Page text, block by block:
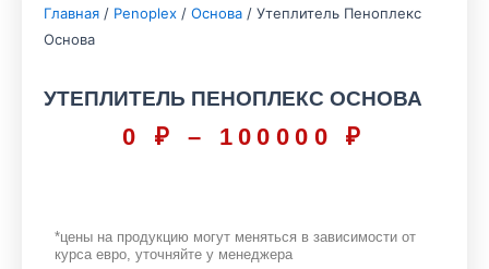
Главная / Penoplex / Основа / Утеплитель Пеноплекс
Основа
УТЕПЛИТЕЛЬ ПЕНОПЛЕКС ОСНОВА
0 ₽ – 100000 ₽
–
*цены на продукцию могут меняться в зависимости от
курса евро, уточняйте у менеджера